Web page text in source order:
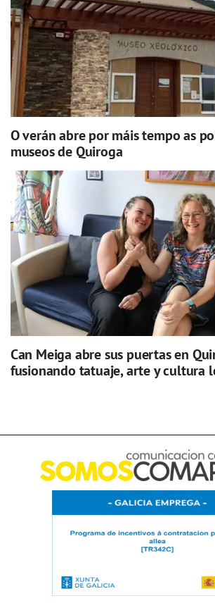
O verán abre por máis tempo as
museos de Quiroga
Can Meiga abre sus puertas en
fusionando tatuaje, arte y cultura